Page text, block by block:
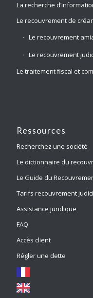
La recherche
Le recouvrement de
Le recouvrement
Le recouvrement
Le traitement fiscal et
Ressources
Recherchez une société
Le dictionnaire du
Le Guide du
Tarifs recouvrement
Assistance juridique
FAQ
Accès client
Régler une dette